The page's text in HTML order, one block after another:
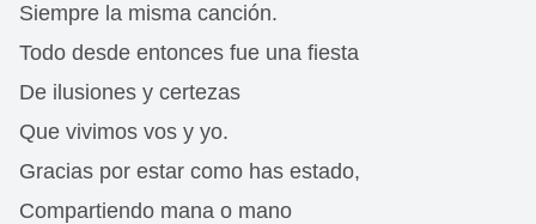
Siempre la misma canción.
Todo desde entonces fue una fiesta
De ilusiones y certezas
Que vivimos vos y yo.
Gracias por estar como has estado,
Compartiendo mana o mano